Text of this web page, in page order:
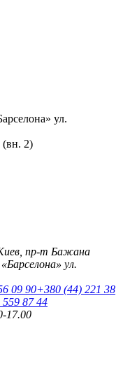
ул.
(вн. 2)
пр-т Бажана
ул.
09 90+380 (44) 221 38
87 44
17.00